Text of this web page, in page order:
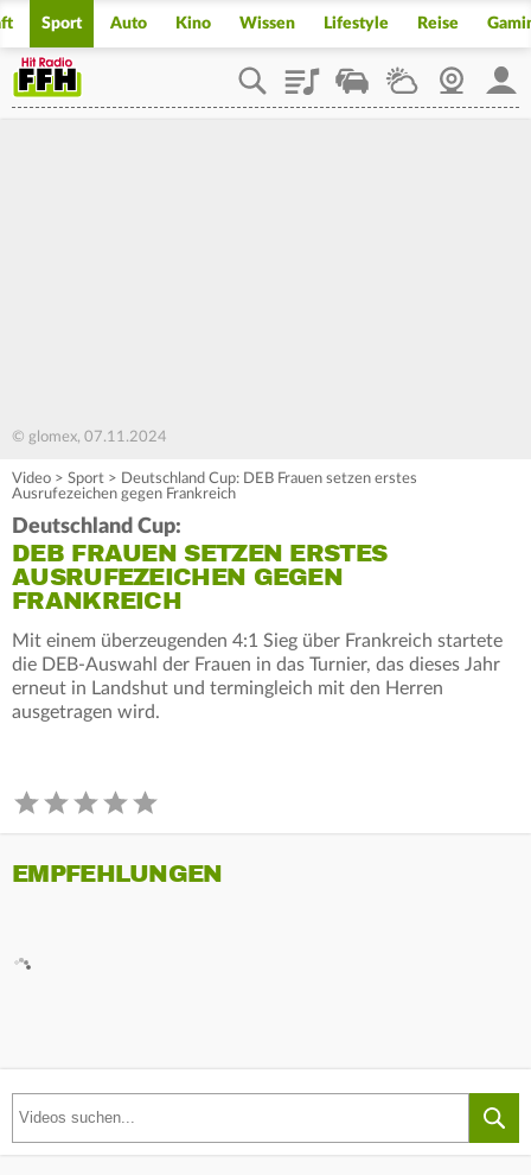
Sport Auto Kino Wissen Lifestyle Reise
PlaylistStaupilotWetterWebcam
© glomex, 07.11.2024
Video > Sport > Deutschland Cup: DEB Frauen setzen erstes
Ausrufezeichen gegen Frankreich
Deutschland Cup:
DEB FRAUEN SETZEN ERSTES
AUSRUFEZEICHEN GEGEN
FRANKREICH
Mit einem überzeugenden 4:1 Sieg über Frankreich startete
die DEB-Auswahl der Frauen in das Turnier, das dieses Jahr
erneut in Landshut und termingleich mit den Herren
ausgetragen wird.
EMPFEHLUNGEN